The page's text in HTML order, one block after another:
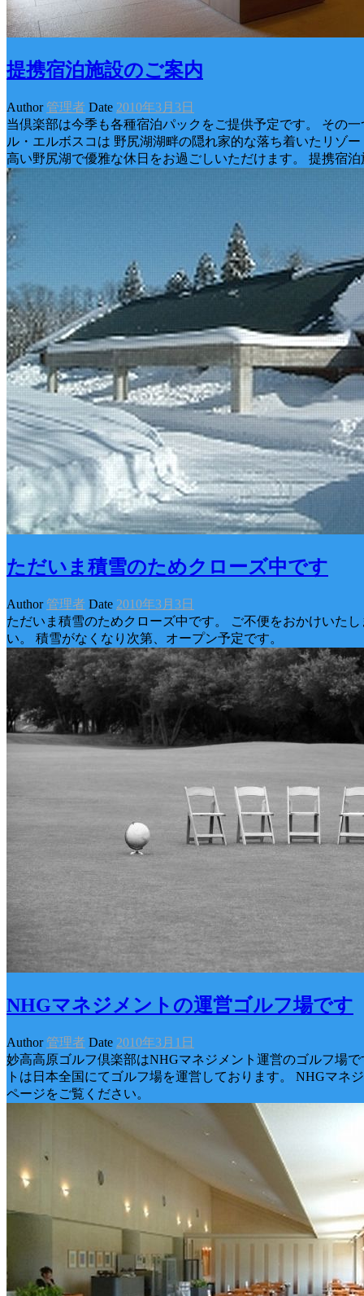
提携宿泊施設のご案内
Author 管理者 Date 2010年3月3日
当倶楽部は今季も各種宿泊パックをご提供予定です。 その
ル・エルボスコは 野尻湖湖畔の隠れ家的な落ち着いたリゾ
高い野尻湖で優雅な休日をお過ごしいただけます。 提携宿
ただいま積雪のためクローズ中です
Author 管理者 Date 2010年3月3日
ただいま積雪のためクローズ中です。 ご不便をおかけいた
い。 積雪がなくなり次第、オープン予定です。
NHGマネジメントの運営ゴルフ場です
Author 管理者 Date 2010年3月1日
妙高高原ゴルフ倶楽部はNHGマネジメント運営のゴルフ場
トは日本全国にてゴルフ場を運営しております。 NHGマネ
ページをご覧ください。